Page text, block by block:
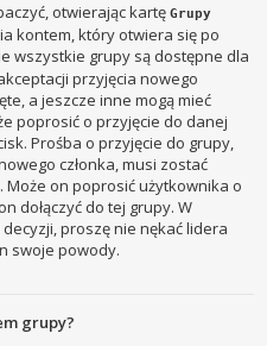
otwierając kartęGrupy
kontem, który otwiera się po
wszystkie grupy są dostępne dla
przyjęcia nowego
a jeszcze inne mogą mieć
poprosić o przyjęcie do danej
Prośba o przyjęcie do grupy,
członka, musi zostać
on poprosić użytkownika o
dołączyć do tej grupy. W
proszę nie nękać lidera
swoje powody.
grupy?